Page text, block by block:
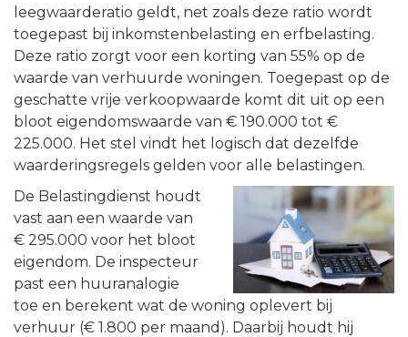
leegwaarderatio geldt, net zoals deze ratio wordt
toegepast bij inkomstenbelasting en erfbelasting.
Deze ratio zorgt voor een korting van 55% op de
waarde van verhuurde woningen. Toegepast op de
geschatte vrije verkoopwaarde komt dit uit op een
bloot eigendomswaarde van € 190.000 tot €
225.000. Het stel vindt het logisch dat dezelfde
waarderingsregels gelden voor alle belastingen.
De Belastingdienst houdt
vast aan een waarde van
€ 295.000 voor het bloot
eigendom. De inspecteur
past een huuranalogie
toe en berekent wat de woning oplevert bij
verhuur (€ 1.800 per maand). Daarbij houdt hij